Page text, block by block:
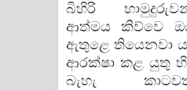
බිහිරි
ආත්මය කිව්වෙ
ඇතුළෙ තියෙනවා
ආරක්ෂා කළ යුතු
බැහැ